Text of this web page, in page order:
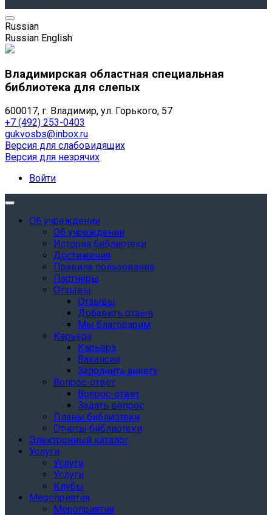
Russian
Russian English
Владимирская областная специальная
библиотека для слепых
600017, г. Владимир, ул. Горького, 57
+7 (492) 253-0403
gukvosbs@inbox.ru
Версия для слабовидящих
Версия для незрячих
Войти
Об учреждении
Об учреждении
История библиотеки
Достижения
Правила пользования
Партнёры
Отзывы
Отзывы
Добавить отзыв
Мы благодарим
Карьера
Карьера
Вакансии
Заполнить анкету
Вопрос-ответ
Вопрос-ответ
Задать вопрос
Планы библиотеки
Отчеты библиотеки
Электронный каталог
Услуги
Услуги
Услуги
Клубы
Мероприятия
Мероприятия